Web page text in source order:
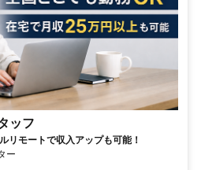
ッフ
リモートで収入アップも可能！
ー